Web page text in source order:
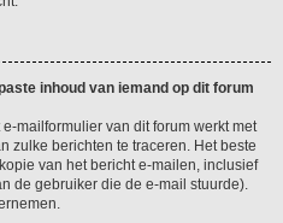
inhoud van iemand op dit forum
mailformulier van dit forum werkt met
zulke berichten te traceren. Het beste
van het bericht e-mailen, inclusief
de gebruiker die de e-mail stuurde).